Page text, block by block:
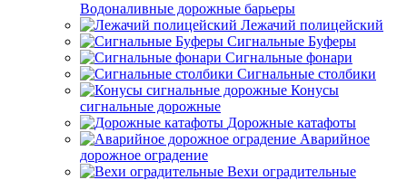
Водоналивные дорожные барьеры
Лежачий полицейский
Сигнальные Буферы
Сигнальные фонари
Сигнальные столбики
Конусы
сигнальные дорожные
Дорожные катафоты
Аварийное
дорожное оградение
Вехи оградительные